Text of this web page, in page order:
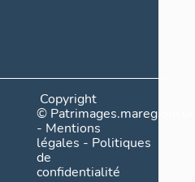
Copyright
©
- Mentions
légales - Politiques
de
confidentialité